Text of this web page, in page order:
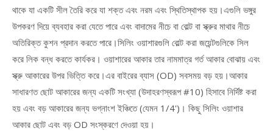
থাকে যা একটি সীল তৈরি করে যা শক্ত এবং নরম এবং স্থিতিস্থাপক হয়।এগুলি ভঙ্গুর
উপকরণ দিয়ে ব্যবহার করা যেতে পারে এবং বাদামের নীচে বা বোল্ট বা স্ক্রুর মাথার নীচে
অতিরিক্ত কুশন প্রদান করতে পারে।সিলিং ওয়াশারগুলি বোল্ট করা জয়েন্টগুলিকে সিল
করে লিক বন্ধ করতে কার্যকর। ওয়াশারের আকার তার নামমাত্র গর্ত আকার বোঝায় এবং
স্ক্রু আকারের উপর ভিত্তি করে।এর বাইরের ব্যাস (OD) সবসময় বড় হয়।আকার
সাধারণত ছোট আকারের জন্য একটি সংখ্যা (উদাহরণস্বরূপ #10) হিসাবে নির্দিষ্ট করা
হয় এবং বড় আকারের জন্য ভগ্নাংশ ইঞ্চিতে (যেমন 1/4')। কিছু সিলিং ওয়াশার
আকার ছোট এবং বড় OD সংস্করণে দেওয়া হয়।